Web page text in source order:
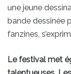
une jeune
bande dessinée
fanzines,
Le festival met